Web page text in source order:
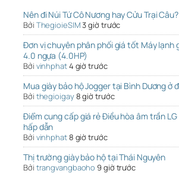
Nên đi Núi Tứ Cô Nương hay Cửu Trại Câu?
Bởi ThegioieSIM3 giờ trước
Đơn vị chuyên phân phối giá tốt Máy lạnh
4.0 ngựa (4.0HP)
Bởi vinhphat4 giờ trước
Mua giày bảo hộ Jogger tại Bình Dương ở
Bởi thegioigay8 giờ trước
Điểm cung cấp giá rẻ Điều hòa âm trần
hấp dẫn
Bởi vinhphat8 giờ trước
Thị trường giày bảo hộ tại Thái Nguyên
Bởi trangvangbaoho 9 giờ trước